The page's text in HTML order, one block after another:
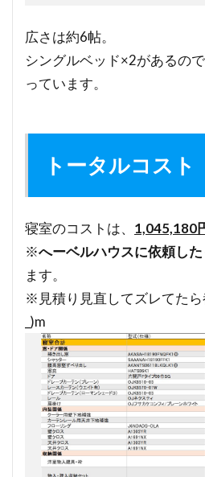
広さは約6帖。
シングルベッド×2があるの
っています。
トータルコスト
寝室のコストは、 1,045,180
※へーベルハウスに依頼し
ます。
※見積り見直してズレてたら
_)m